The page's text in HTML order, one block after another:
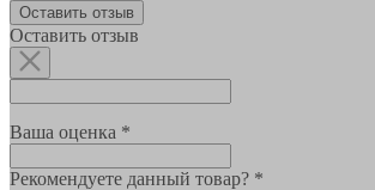
Оставить отзыв
Оставить отзыв
Ваша оценка *
Рекомендуете данный товар? *